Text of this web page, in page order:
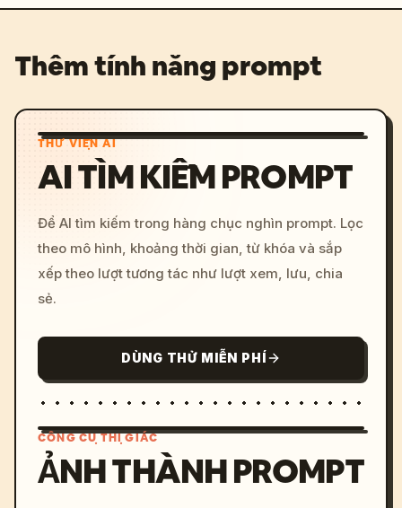
Thêm tính năng prompt
THƯ VIỆN AI
AI TÌM KIẾM PROMPT
Để AI tìm kiếm trong hàng chục nghìn prompt. Lọc
theo mô hình, khoảng thời gian, từ khóa và sắp
xếp theo lượt tương tác như lượt xem, lưu, chia
sẻ.
DÙNG THỬ MIỄN PHÍ
CÔNG CỤ THỊ GIÁC
ẢNH THÀNH PROMPT